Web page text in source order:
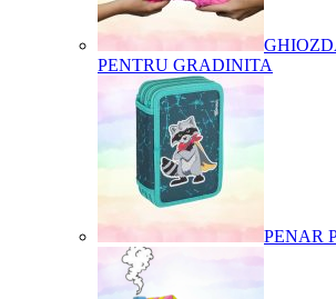
PENTRU GRADINITA
PENAR